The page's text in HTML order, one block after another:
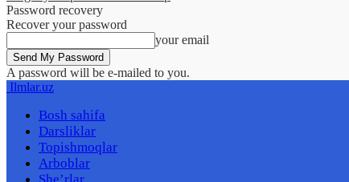
Password recovery
Recover your password
your email
A password will be e-mailed to you.
Ilmlar.uz
Bosh sahifa
Darsliklar
Topishmoqlar
Arboblar